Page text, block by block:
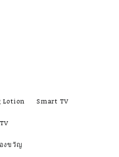
Lotion Smart TV
TV
งขวัญ